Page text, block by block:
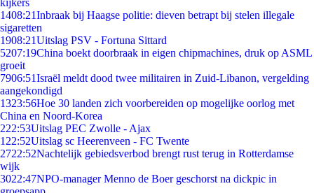
kijkers
1408:21Inbraak bij Haagse politie: dieven betrapt bij stelen illegale
sigaretten
1908:21Uitslag PSV - Fortuna Sittard
5207:19China boekt doorbraak in eigen chipmachines, druk op ASML
groeit
7906:51Israël meldt dood twee militairen in Zuid-Libanon, vergelding
aangekondigd
1323:56Hoe 30 landen zich voorbereiden op mogelijke oorlog met
China en Noord-Korea
222:53Uitslag PEC Zwolle - Ajax
1 22:52Uitslag sc Heerenveen - FC Twente
2722:52Nachtelijk gebiedsverbod brengt rust terug in Rotterdamse
wijk
3022:47NPO-manager Menno de Boer geschorst na dickpic in